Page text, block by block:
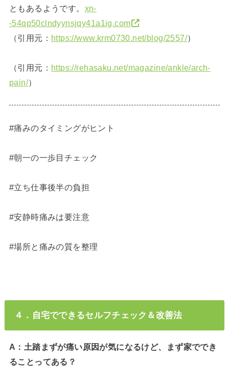
ともあるようです。 xn-
-54qp50clndyynsjqy41a1ig.com
（引用元： https://www.krm0730.net/blog/2557/）
（引用元： https://rehasaku.net/magazine/ankle/arch-
pain/）
#痛みのタイミングがヒント
#朝一の一歩目チェック
#立ち仕事後半の負担
#安静時痛みは要注意
#場所と痛みの質を整理
４．自宅でできるセルフチェック＆改善法
A：土踏まずが痛い原因が気になるけど、まず家ででき
ることってある？